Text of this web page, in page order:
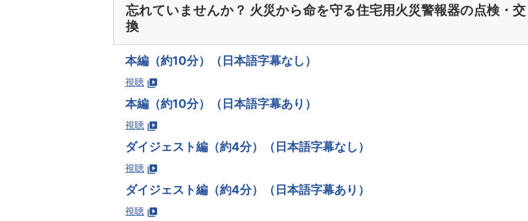
忘れていませんか？ 火災から命を守る住宅用火災警報器の点検・交
換
本編（約10分）（日本語字幕なし）
視聴
本編（約10分）（日本語字幕あり）
視聴
ダイジェスト編（約4分）（日本語字幕なし）
視聴
ダイジェスト編（約4分）（日本語字幕あり）
視聴